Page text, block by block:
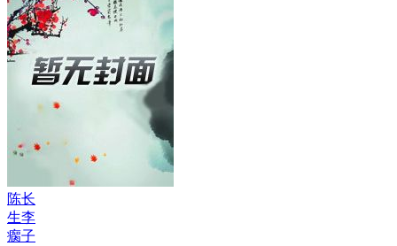
陈长
生李
瘸子